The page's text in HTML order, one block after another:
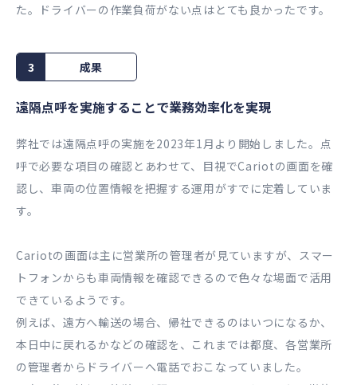
た。ドライバーの作業負荷がない点はとても良かったです。
3 成果
遠隔点呼を実施することで業務効率化を実現
弊社では遠隔点呼の実施を2023年1月より開始しました。点
呼で必要な項目の確認とあわせて、目視でCariotの画面を確
認し、車両の位置情報を把握する運用がすでに定着していま
す。
Cariotの画面は主に営業所の管理者が見ていますが、スマー
トフォンからも車両情報を確認できるので色々な場面で活用
できているようです。
例えば、遠方へ輸送の場合、帰社できるのはいつになるか、
本日中に戻れるかなどの確認を、これまでは都度、各営業所
の管理者からドライバーへ電話でおこなっていました。